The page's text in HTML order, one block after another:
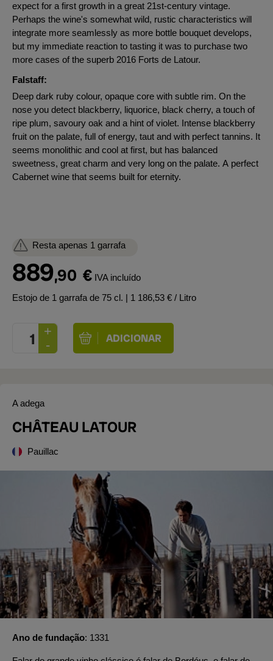
expect for a first growth in a great 21st-century vintage.
Perhaps the wine's somewhat wild, rustic characteristics will
integrate more seamlessly as more bottle bouquet develops,
but my immediate reaction to tasting it was to purchase two
more cases of the superb 2016 Forts de Latour.
Falstaff:
Deep dark ruby colour, opaque core with subtle rim. On the
nose you detect blackberry, liquorice, black cherry, a touch of
ripe plum, savoury oak and a hint of violet. Intense blackberry
fruit on the palate, full of energy, taut and with perfect tannins. It
seems monolithic and cool at first, but has balanced
sweetness, great charm and very long on the palate. A perfect
Cabernet wine that seems built for eternity.
Resta apenas 1 garrafa
889,90 € IVA incluído
Estojo de 1 garrafa de 75 cl. | 1 186,53 € / Litro
A adega
CHÂTEAU LATOUR
Pauillac
Ano de fundação 1331